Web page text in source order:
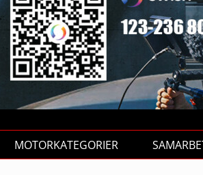
MOTORKATEGORIER